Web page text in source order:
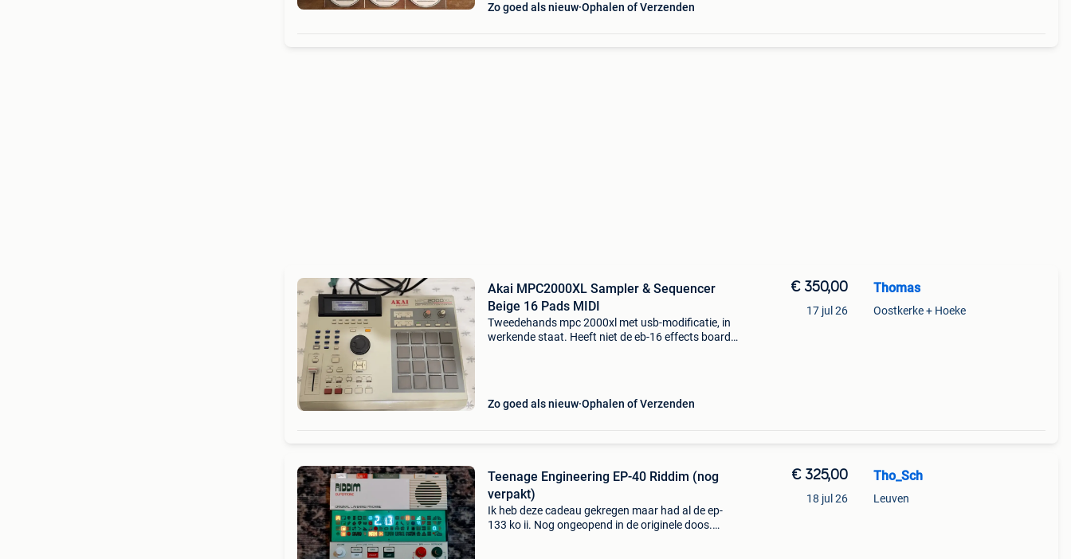
Zo goed als nieuw Ophalen of Verzenden
Akai MPC2000XL Sampler & Sequencer
Beige 16 Pads MIDI
Tweedehands mpc 2000xl met usb-modificatie, in
werkende staat. Heeft niet de eb-16 effects board.
Zo goed als nieuw Ophalen of Verzenden
€ 350,00
17 jul 26
Thomas
Oostkerke + Hoeke
Teenage Engineering EP-40 Riddim (nog
verpakt)
Ik heb deze cadeau gekregen maar had al de ep-
133 ko ii. Nog ongeopend in de originele doos.
€ 325,00
18 jul 26
Tho_Sch
Leuven